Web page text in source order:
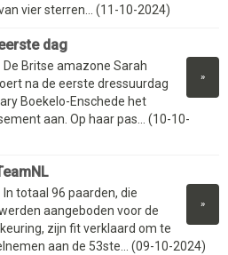
vier sterren... (11-10-2024)
dag
»
De Britse amazone Sarah
na de eerste dressuurdag
Boekelo-Enschede het
aan. Op haar pas... (10-10-
»
In totaal 96 paarden, die
aangeboden voor de
zijn fit verklaard om te
aan de 53ste... (09-10-2024)